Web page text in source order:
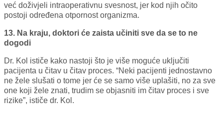
već doživjeli intraoperativnu svesnost, jer kod njih očito
postoji određena otpornost organizma.
13. Na kraju, doktori će zaista učiniti sve da se to ne
dogodi
Dr. Kol ističe kako nastoji što je više moguće uključiti
pacijenta u čitav u čitav proces. “Neki pacijenti jednostavno
ne žele slušati o tome jer će se samo više uplašiti, no za sve
one koji žele znati, trudim se objasniti im čitav proces i sve
rizike”, ističe dr. Kol.